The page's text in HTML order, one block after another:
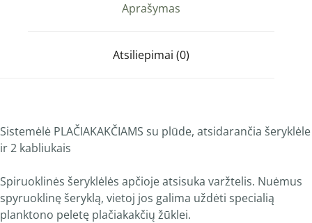
Aprašymas
Atsiliepimai (0)
Sistemėlė PLAČIAKAKČIAMS su plūde, atsidarančia šeryklėle
ir 2 kabliukais
Spiruoklinės šeryklėlės apčioje atsisuka varžtelis. Nuėmus
spyruoklinę šeryklą, vietoj jos galima uždėti specialią
planktono peletę plačiakakčių žūklei.